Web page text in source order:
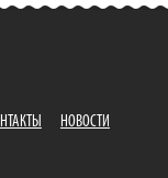
НОВОСТИ